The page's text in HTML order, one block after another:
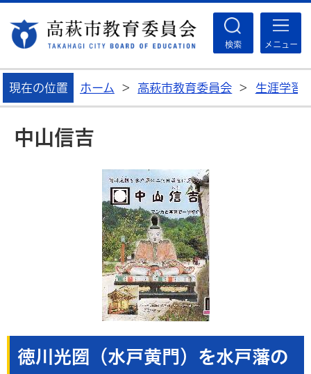
検索 メニュー
現在の位置 ホーム > 高萩市教育委員会 > 生涯学習
中山信吉
徳川光圀（水戸黄門）を水戸藩の